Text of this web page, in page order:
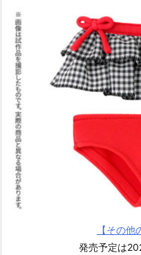
【その他
発売予定は